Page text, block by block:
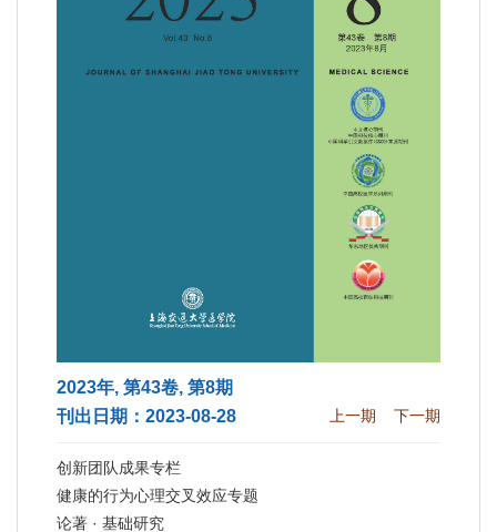
2023年, 第43卷, 第8期
刊出日期：2023-08-28
上一期 下一期
创新团队成果专栏
健康的行为心理交叉效应专题
论著 · 基础研究